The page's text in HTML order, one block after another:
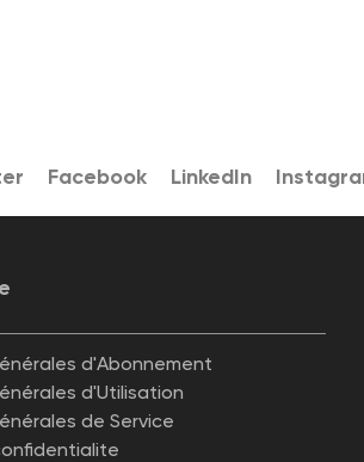
Facebook LinkedIn
d'Abonnement
d'Utilisation
de Service